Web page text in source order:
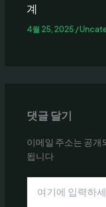
계
4월 25, 2025/
댓글 달기
이메일 주소는 공개
됩니다